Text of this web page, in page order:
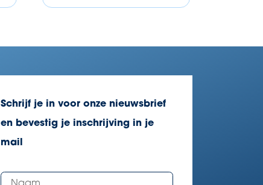
Schrijf je in voor onze nieuwsbrief
en bevestig je inschrijving in je
mail